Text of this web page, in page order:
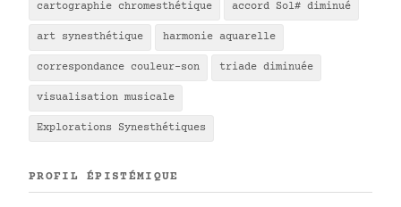
cartographie chromesthétique accord Sol# diminué
art synesthétique harmonie aquarelle
correspondance couleur-son triade diminuée
visualisation musicale
Explorations Synesthétiques
PROFIL ÉPISTÉMIQUE